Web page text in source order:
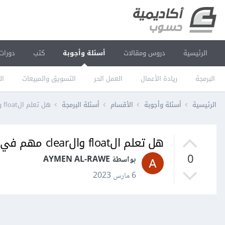
الرئيسية دروس ومقالات أسئلة وأجوبة
البرمجة ريادة الأعمال العمل الحر التسويق والمبيعات
كتب دورات
الرئيسية أسئلة وأجوبة الأقسام أسئلة البرمجة هل تعلم الfloat والclear مهم في css
0
هل تعلم الfloat والclear مهم في css
بواسطة AYMEN AL-RAWE
6 مارس 2023